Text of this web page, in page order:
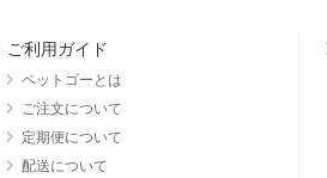
ご利用ガイド
ペットゴーとは
ご注文について
定期便について
配送について